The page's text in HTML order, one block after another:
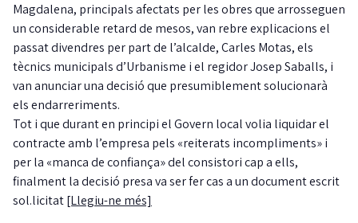
Magdalena, principals afectats per les obres que arrosseguen
un considerable retard de mesos, van rebre explicacions el
passat divendres per part de l’alcalde, Carles Motas, els
tècnics municipals d’Urbanisme i el regidor Josep Saballs, i
van anunciar una decisió que presumiblement solucionarà
els endarreriments.
Tot i que durant en principi el Govern local volia liquidar el
contracte amb l’empresa pels «reiterats incompliments» i
per la «manca de confiança» del consistori cap a ells,
finalment la decisió presa va ser fer cas a un document escrit
sol.licitat[Llegiu-ne més]